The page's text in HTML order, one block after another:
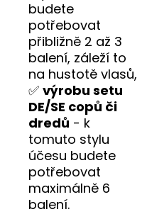
budete
potřebovat
přibližně 2 až 3
balení, záleží to
na hustotě vlasů,
✅ výrobu setu
DE/SE copů či
dredů - k
tomuto stylu
účesu budete
potřebovat
maximálně 6
balení.